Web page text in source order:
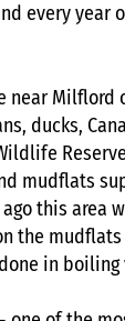
every
Milflord
ducks,
mudflats
this area
the
in boiling